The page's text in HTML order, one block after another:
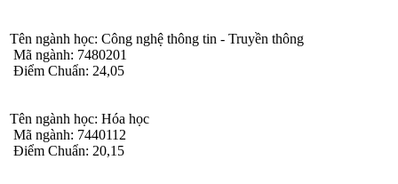
Tên ngành học: Công nghệ thông tin - Truyền thông
Mã ngành: 7480201
Điểm Chuẩn: 24,05
Tên ngành học: Hóa học
Mã ngành: 7440112
Điểm Chuẩn: 20,15